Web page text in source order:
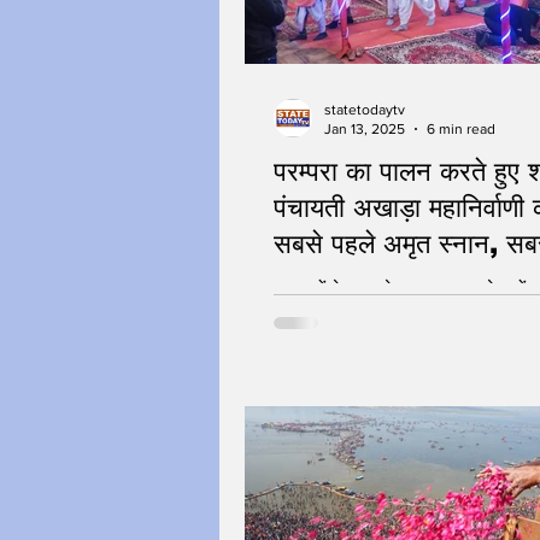
परम्परा का पालन करते हुए
पंचायती अखाड़ा महानिर्वाणी
सबसे पहले अमृत स्नान,
आखिर में श्री पंचायती
: Amrit Snan
आखाड़ों के मण्डलेश्वर, महामण्डलेश्वरों
पदाधिकारीयों के रथ, हाथी, घोड़े हो रहे
statetodaytv
Jan 13, 2025
6 min read